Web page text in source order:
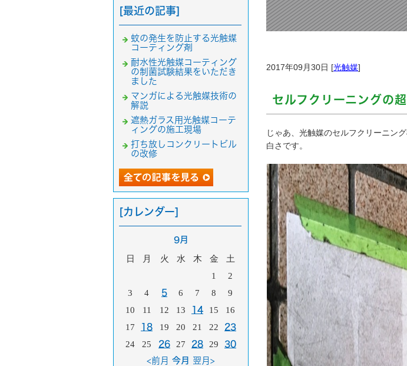
2017年09月30日 [光触媒]
セルフクリーニングの
じゃあ、光触媒のセルフクリーニン
白さです。
[最近の記事]
蚊の発生を防止する光触媒
コーティング剤
耐水性光触媒コーティング
の制菌試験結果をいただき
ました
マンガによる光触媒技術の
解説
遮熱ガラス用光触媒コーテ
ィングの施工現場
打ち放しコンクリートビル
の改修
[カレンダー]
9月
日 月 火 水 木 金
土
1
2
3
4 5 6 7 8
9
10
11 12 13 14 15
16
17
18 19 20 21 22 23
24 25 26 27 28 29
30
<前月 今月 翌月>